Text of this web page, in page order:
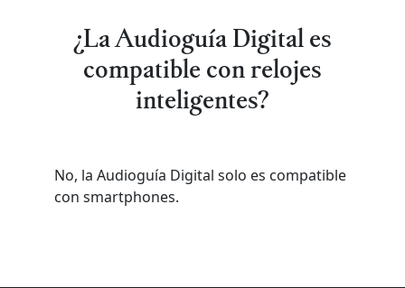
¿La Audioguía Digital es
compatible con relojes
inteligentes?
No, la Audioguía Digital solo es compatible
con smartphones.